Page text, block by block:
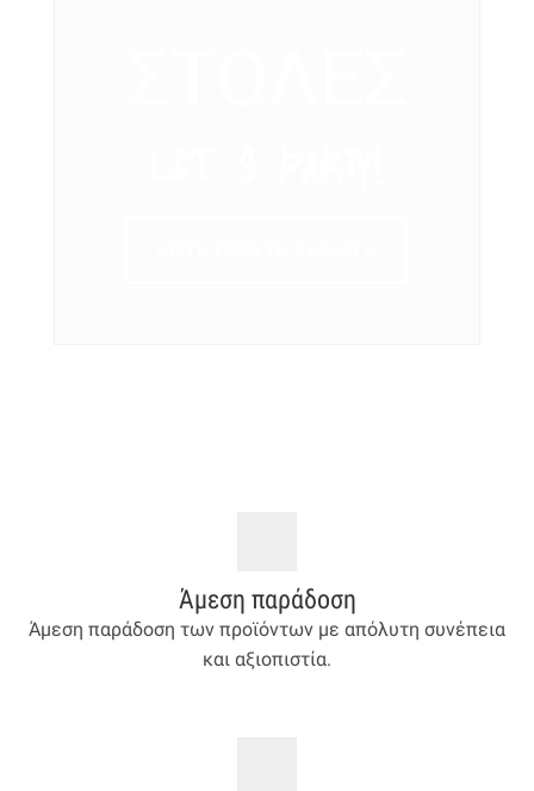
Άμεση παράδοση
Άμεση παράδοση των προϊόντων με απόλυτη συνέπεια
και αξιοπιστία.